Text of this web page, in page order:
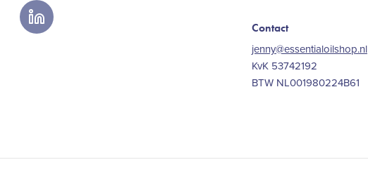
linkedin Contact
jenny@essentialoilshop.nl
KvK 53742192
BTW NL001980224B61